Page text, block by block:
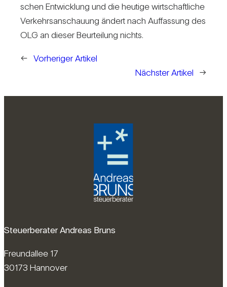
schen Ent­wick­lung und die heu­tige wirt­schaft­liche
Ver­kehrs­an­schauung ändert nach Auf­fas­sung des
OLG an dieser Beur­tei­lung nichts.
← Vorheriger Artikel
Nächster Artikel
→
Steuerberater Andreas Bruns
Freundallee 17
30173 Hannover